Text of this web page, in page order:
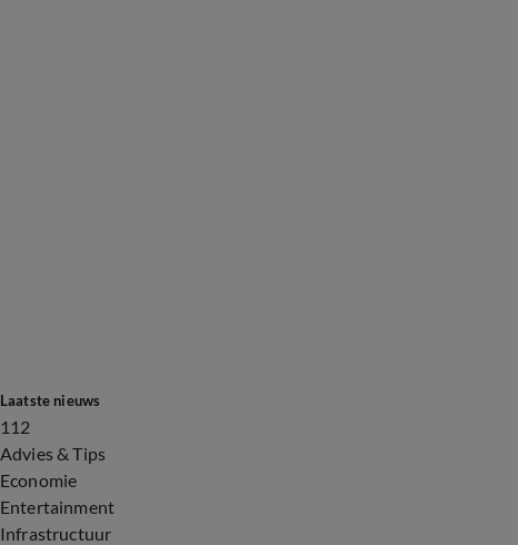
Laatste nieuws
112
Advies & Tips
Economie
Entertainment
Infrastructuur